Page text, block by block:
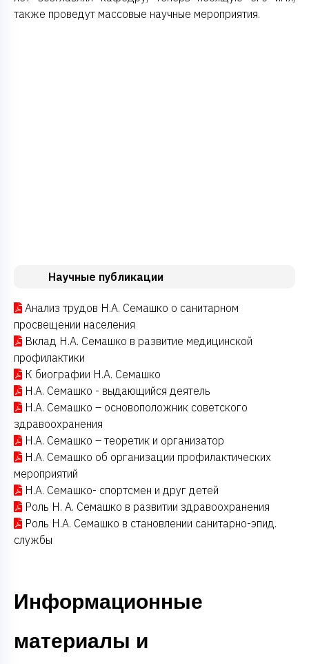
также проведут массовые научные мероприятия.
Научные публикации
Анализ трудов Н.А. Семашко о санитарном
просвещении населения
Вклад Н.А. Семашко в развитие медицинской
профилактики
К биографии Н.А. Семашко
Н.А. Семашко - выдающийся деятель
Н.А. Семашко – основоположник советского
здравоохранения
Н.А. Семашко – теоретик и организатор
Н.А. Семашко об организации профилактических
мероприятий
Н.А. Семашко- спортсмен и друг детей
Роль Н. А. Семашко в развитии здравоохранения
Роль Н.А. Семашко в становлении санитарно-эпид.
службы
Информационные
материалы и